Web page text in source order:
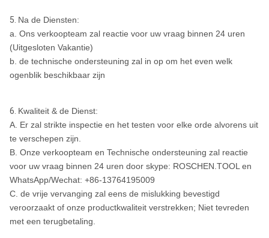
5. Na de Diensten:
a. Ons verkoopteam zal reactie voor uw vraag binnen 24 uren
(Uitgesloten Vakantie)
b. de technische ondersteuning zal in op om het even welk
ogenblik beschikbaar zijn
6. Kwaliteit & de Dienst:
A. Er zal strikte inspectie en het testen voor elke orde alvorens uit
te verschepen zijn.
B. Onze verkoopteam en Technische ondersteuning zal reactie
voor uw vraag binnen 24 uren door skype: ROSCHEN.TOOL en
WhatsApp/Wechat: +86-13764195009
C. de vrije vervanging zal eens de mislukking bevestigd
veroorzaakt of onze productkwaliteit verstrekken; Niet tevreden
met een terugbetaling.